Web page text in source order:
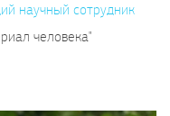
научный сотрудник
человека"